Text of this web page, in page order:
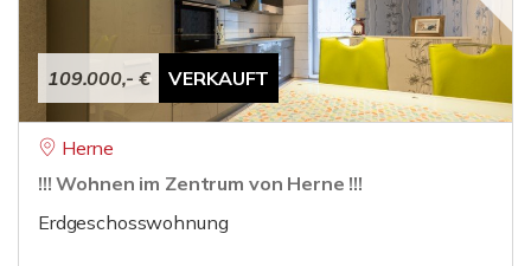
109.000,- € VERKAUFT
Herne
!!! Wohnen im Zentrum von Herne !!!
Erdgeschosswohnung